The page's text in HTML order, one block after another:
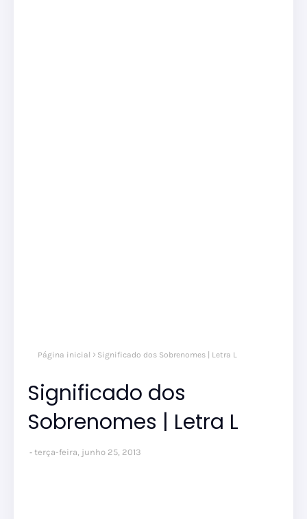
Página inicial Significado dos Sobrenomes | Letra L
Significado dos
Sobrenomes | Letra L
terça-feira, junho 25, 2013